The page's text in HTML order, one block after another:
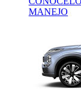
MANEJO